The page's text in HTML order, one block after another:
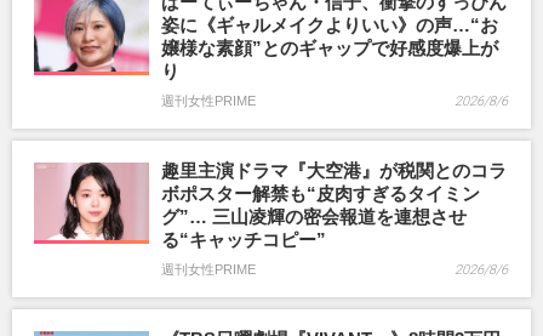
姿に《ギャルメイクよりいい》の声…“お
嬢様な素顔”とのギャップで好感度爆上が
り
週刊女性PRIME 2026/8/6
趣里主演ドラマ『大空港』が税関とのコラ
ボポスター解禁も“皮肉すぎるタイミン
グ”… 三山凌輝の密会報道を連想させ
る“キャッチコピー”
週刊女性PRIME 2026/8/6